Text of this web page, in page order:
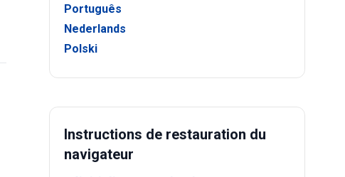
Português
Nederlands
Polski
Instructions de restauration du
navigateur